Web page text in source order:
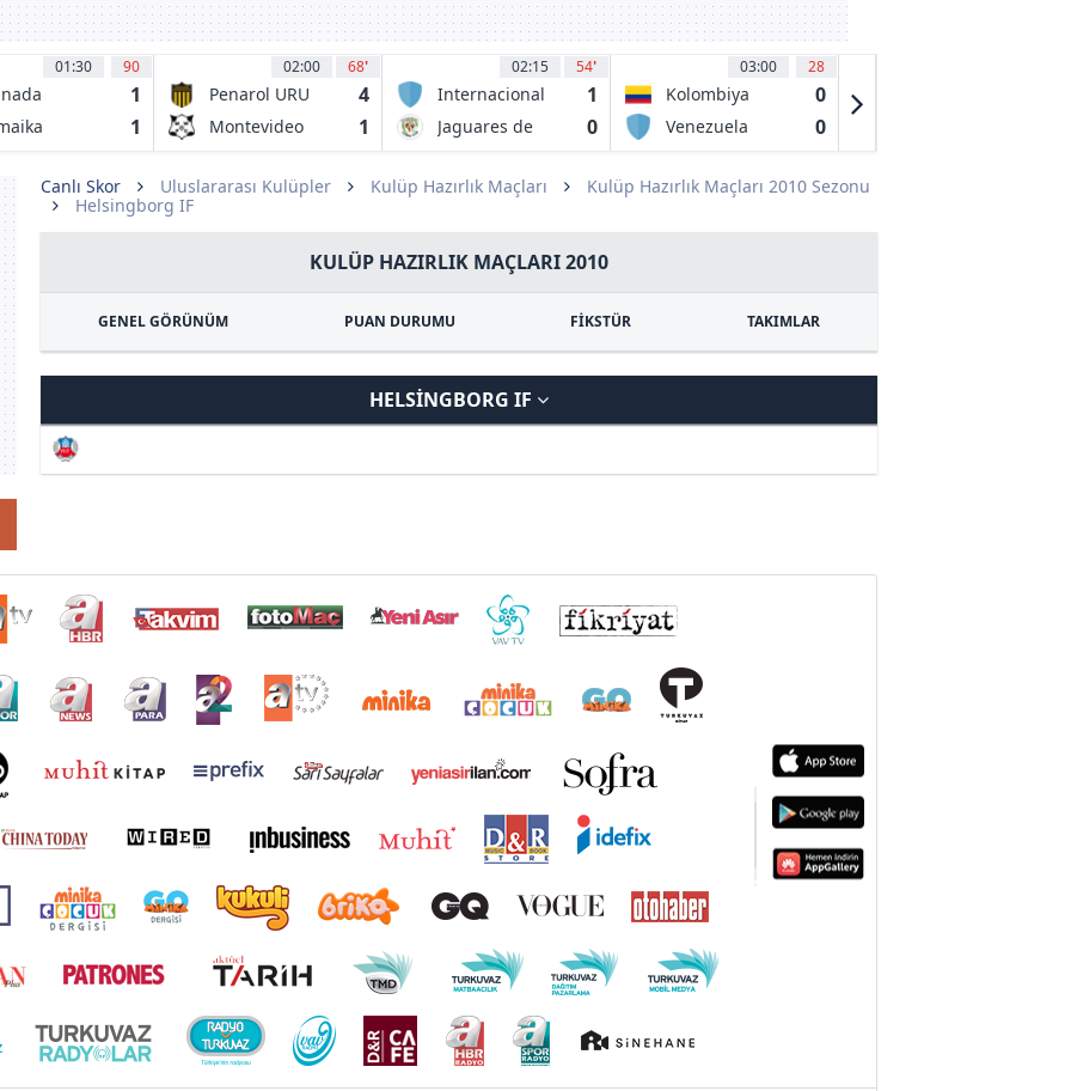
01:30 90
1
1
02:00 68'
Penarol URU 4
Montevideo
1
02:15 54'
Internacional
de Bogota.
1
Jaguares de
0
03:00 28
Kolombiya 0
Venezuela 0
Canlı Skor Uluslararası Kulüpler Kulüp Hazırlık Maçları
Kulüp Hazırlık Maçları 2010 Sezonu
Helsingborg IF
KULÜP HAZIRLIK MAÇLARI 2010
GENEL GÖRÜNÜM PUAN DURUMU FİKSTÜR TAKIMLAR
HELSINGBORG IF